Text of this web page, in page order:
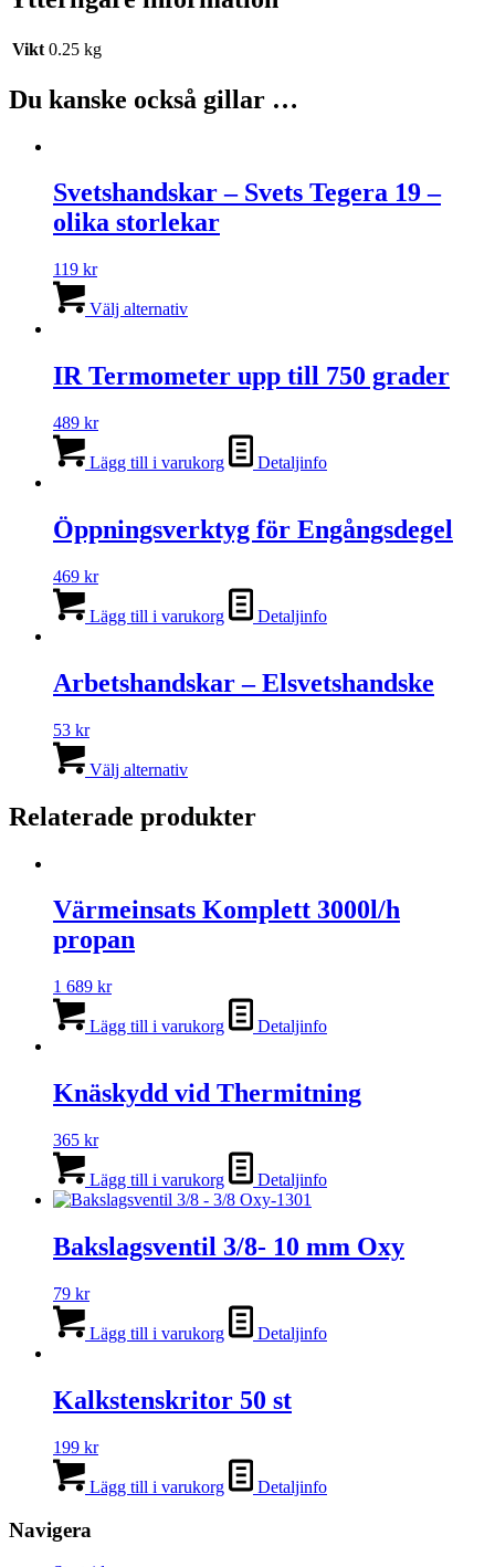
Vikt 0.25 kg
Du kanske också gillar …
Svetshandskar – Svets Tegera 19 –
olika storlekar
119 kr
Välj alternativhär
flera
varianter.
alternativen
kan
produktsidan
IR Termometer upp till 750 grader
489 kr
Lägg till i varukorg Detaljinfo
Öppningsverktyg för Engångsdegel
469 kr
Lägg till i varukorg Detaljinfo
Arbetshandskar – Elsvetshandske
53 kr
Välj alternativhär
har
flera
alternativen
kan
Relaterade produkter
Värmeinsats Komplett 3000l/h
propan
1 689 kr
Lägg till i varukorg Detaljinfo
Knäskydd vid Thermitning
365 kr
Lägg till i varukorg Detaljinfo
Bakslagsventil 3/8- 10 mm Oxy
79 kr
Lägg till i varukorg Detaljinfo
Kalkstenskritor 50 st
199 kr
Lägg till i varukorg Detaljinfo
Navigera